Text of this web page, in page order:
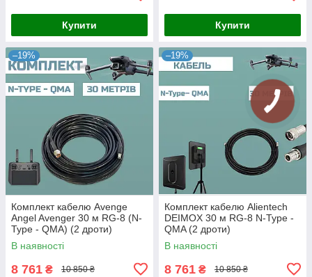
Купити Купити
–19%
Комплект кабелю Avenge
Angel Avenger 30 м RG-8 (N-
Type - QMA) (2 дроти)
В наявності
8 761 ₴ 10 850 ₴
–19%
Комплект кабелю Alientech
DEIMOX 30 м RG-8 N-Type -
QMA (2 дроти)
В наявності
8 761 ₴ 10 850 ₴